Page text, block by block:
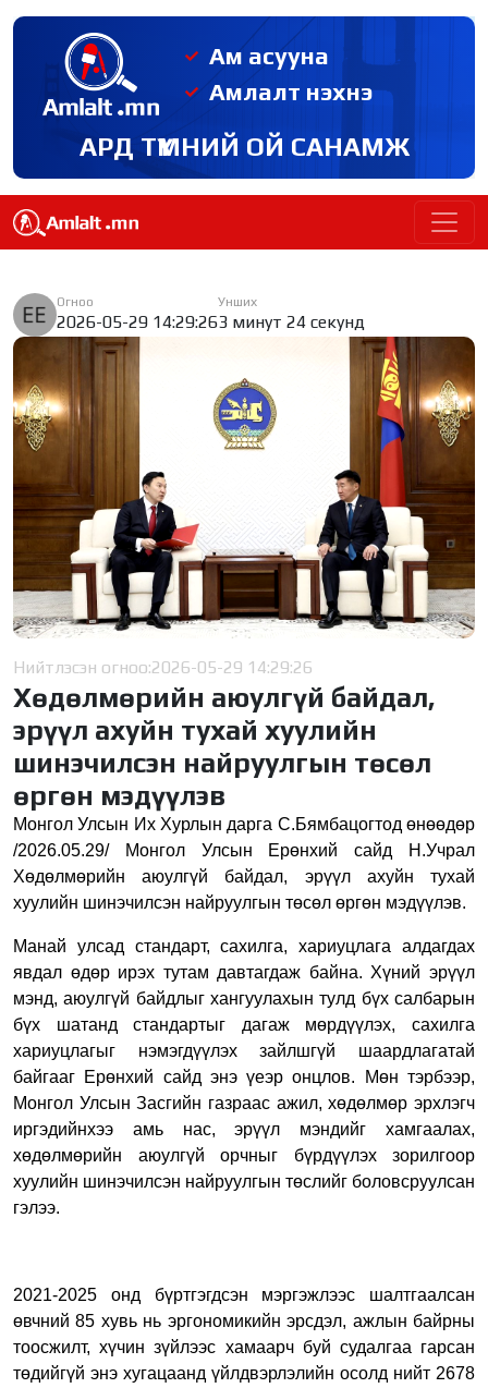
Ам асууна
Амлалт нэхнэ
АРД ТҮМНИЙ ОЙ САНАМЖ
Огноо
2026-05-29 14:29:26
Унших
3 минут 24 секунд
Нийтлэсэн огноо:2026-05-29 14:29:26
Хөдөлмөрийн аюулгүй байдал,
эрүүл ахуйн тухай хуулийн
шинэчилсэн найруулгын төсөл
өргөн мэдүүлэв
Монгол Улсын Их Хурлын дарга С.Бямбацогтод өнөөдөр
/2026.05.29/ Монгол Улсын Ерөнхий сайд Н.Учрал
Хөдөлмөрийн аюулгүй байдал, эрүүл ахуйн тухай
хуулийн шинэчилсэн найруулгын төсөл өргөн мэдүүлэв.
Манай улсад стандарт, сахилга, хариуцлага алдагдах
явдал өдөр ирэх тутам давтагдаж байна. Хүний эрүүл
мэнд, аюулгүй байдлыг хангуулахын тулд бүх салбарын
бүх шатанд стандартыг дагаж мөрдүүлэх, сахилга
хариуцлагыг нэмэгдүүлэх зайлшгүй шаардлагатай
байгааг Ерөнхий сайд энэ үеэр онцлов. Мөн тэрбээр,
Монгол Улсын Засгийн газраас ажил, хөдөлмөр эрхлэгч
иргэдийнхээ амь нас, эрүүл мэндийг хамгаалах,
хөдөлмөрийн аюулгүй орчныг бүрдүүлэх зорилгоор
хуулийн шинэчилсэн найруулгын төслийг боловсруулсан
гэлээ.
2021-2025 онд бүртгэгдсэн мэргэжлээс шалтгаалсан
өвчний 85 хувь нь эргономикийн эрсдэл, ажлын байрны
тоосжилт, хүчин зүйлээс хамаарч буй судалгаа гарсан
төдийгүй энэ хугацаанд үйлдвэрлэлийн осолд нийт 2678